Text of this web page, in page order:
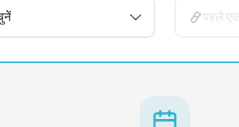
पहले